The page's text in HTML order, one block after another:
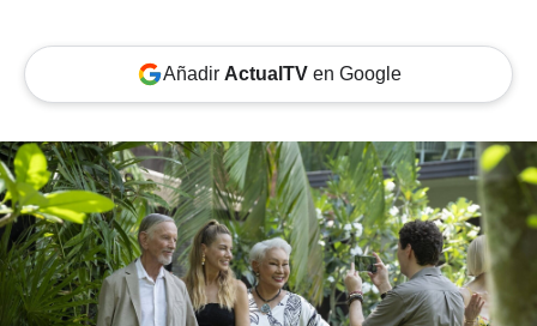
Añadir ActualTVen Google